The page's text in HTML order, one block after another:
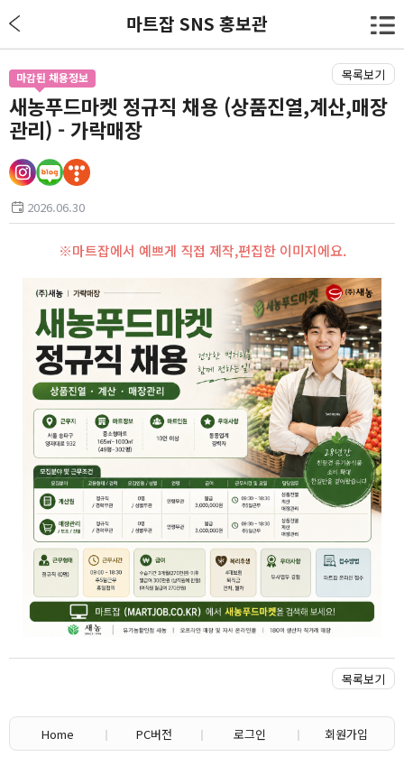
마트잡 SNS 홍보관
목록보기
새농푸드마켓 정규직 채용 (상품진열,계산,매장
관리) - 가락매장
마감된 채용정보
2026.06.30
※마트잡에서 예쁘게 직접 제작,편집한 이미지에요.
목록보기
Home PC버전 로그인 회원가입